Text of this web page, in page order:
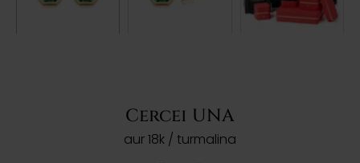
Cercei UNA
aur 18k / turmalina